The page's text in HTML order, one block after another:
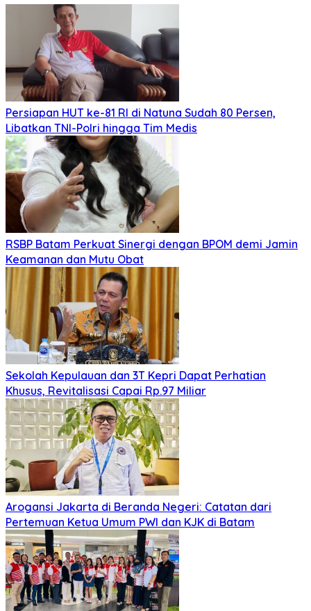
Persiapan HUT ke-81 RI di Natuna Sudah 80 Persen,
Libatkan TNI-Polri hingga Tim Medis
RSBP Batam Perkuat Sinergi dengan BPOM demi Jamin
Keamanan dan Mutu Obat
Sekolah Kepulauan dan 3T Kepri Dapat Perhatian
Khusus, Revitalisasi Capai Rp.97 Miliar
Arogansi Jakarta di Beranda Negeri: Catatan dari
Pertemuan Ketua Umum PWI dan KJK di Batam